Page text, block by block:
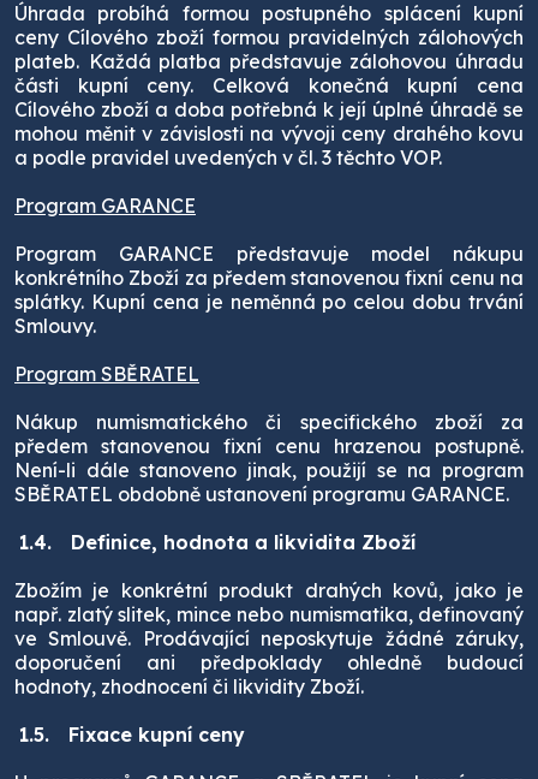
Úhrada probíhá formou postupného splácení kupní
ceny Cílového zboží formou pravidelných zálohových
plateb. Každá platba představuje zálohovou úhradu
části kupní ceny. Celková konečná kupní cena
Cílového zboží a doba potřebná k její úplné úhradě se
mohou měnit v závislosti na vývoji ceny drahého kovu
a podle pravidel uvedených v čl. 3 těchto VOP.
Program GARANCE
Program GARANCE představuje model nákupu
konkrétního Zboží za předem stanovenou fixní cenu na
splátky. Kupní cena je neměnná po celou dobu trvání
Smlouvy.
Program SBĚRATEL
Nákup numismatického či specifického zboží za
předem stanovenou fixní cenu hrazenou postupně.
Není-li dále stanoveno jinak, použijí se na program
SBĚRATEL obdobně ustanovení programu GARANCE.
1.4.
Definice, hodnota a likvidita Zboží
Zbožím je konkrétní produkt drahých kovů, jako je
např. zlatý slitek, mince nebo numismatika, definovaný
ve Smlouvě. Prodávající neposkytuje žádné záruky,
doporučení ani předpoklady ohledně budoucí
hodnoty, zhodnocení či likvidity Zboží.
1.5.
Fixace kupní ceny